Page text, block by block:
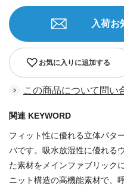
お気に入りに追加する
入荷お
この商品について問い
関連 KEYWORD
フィット性に優れる立体パタ
バです。吸水放湿性に優れる
た素材をメインファブリック
ニット構造の高機能素材で、